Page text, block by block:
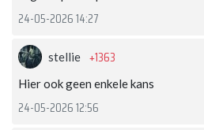
24-05-2026 14:27
stellie +1363
Hier ook geen enkele kans
24-05-2026 12:56